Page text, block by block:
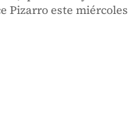
Pizarro este